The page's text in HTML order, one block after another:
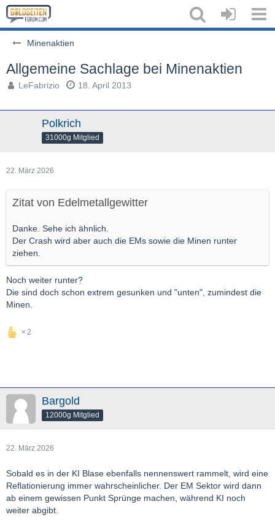
Minenaktien
Allgemeine Sachlage bei Minenaktien
LeFabrizio 18. April 2013
Polkrich
31000g Mitglied
22. März 2026
Zitat von Edelmetallgewitter
Danke. Sehe ich ähnlich.
Der Crash wird aber auch die EMs sowie die Minen runter
ziehen.
Noch weiter runter?
Die sind doch schon extrem gesunken und "unten", zumindest die
Minen.
2
Bargold
12000g Mitglied
22. März 2026
Sobald es in der KI Blase ebenfalls nennenswert rammelt, wird eine
Reflationierung immer wahrscheinlicher. Der EM Sektor wird dann
ab einem gewissen Punkt Sprünge machen, während KI noch
weiter abgibt.